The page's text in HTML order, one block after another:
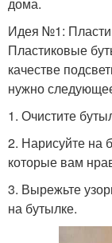
Идея №1:
Пластиковые
качестве
нужно
1. Очистите
2. Нарисуйте на
которые вам
3. Вырежьте
на бутылке.